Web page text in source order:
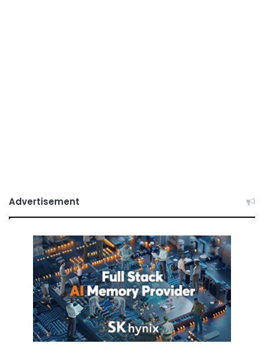
Advertisement